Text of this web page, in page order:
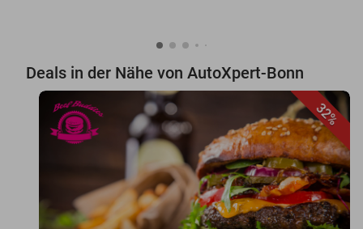
Deals in der Nähe von AutoXpert-Bonn
32%